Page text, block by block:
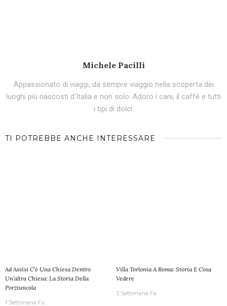
Michele Pacilli
Appassionato di viaggi, da sempre viaggio nella scoperta dei
luoghi più nascosti d'Italia e non solo. Adoro i cani, il caffè e tutti
i tipi di dolci.
TI POTREBBE ANCHE INTERESSARE
Ad Assisi C’è Una Chiesa Dentro
Un’altra Chiesa: La Storia Della
Porziuncola
1 Settimana Fa
Villa Torlonia A Roma: Storia E Cosa
Vedere
3 Settimane Fa